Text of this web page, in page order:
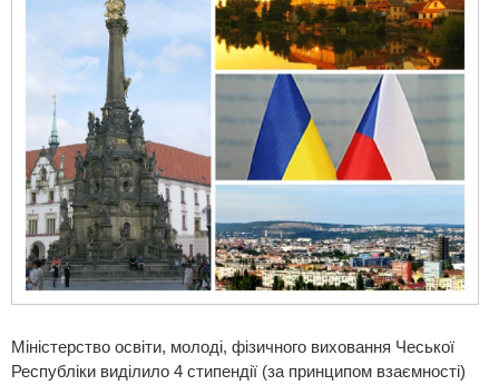
Міністерство освіти, молоді, фізичного виховання Чеської
Республіки виділило 4 стипендії (за принципом взаємності)